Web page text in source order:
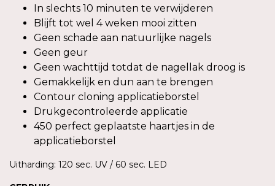
In slechts 10 minuten te verwijderen
Blijft tot wel 4 weken mooi zitten
Geen schade aan natuurlijke nagels
Geen geur
Geen wachttijd totdat de nagellak droog is
Gemakkelijk en dun aan te brengen
Contour cloning applicatieborstel
Drukgecontroleerde applicatie
450 perfect geplaatste haartjes in de
applicatieborstel
Uitharding: 120 sec. UV / 60 sec. LED